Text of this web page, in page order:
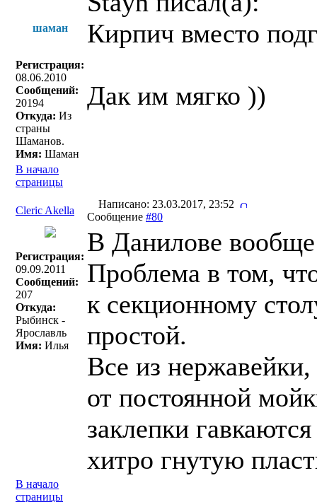
шаман
Регистрация:
08.06.2010
Сообщений:
20194
Откуда: Из
страны
Шаманов.
Имя: Шаман
Кирпич вместо
Дак им мягко ))
В начало
страницы
Cleric Akella
Написано: 23.03.2017, 23:52
Сообщение #80
Регистрация:
09.09.2011
Сообщений:
207
Откуда:
Рыбинск -
Ярославль
Имя: Илья
В Данилове
Проблема в том,
к секционному
простой.
Все из
от постоянной
заклепки
хитро гнутую
В начало
страницы